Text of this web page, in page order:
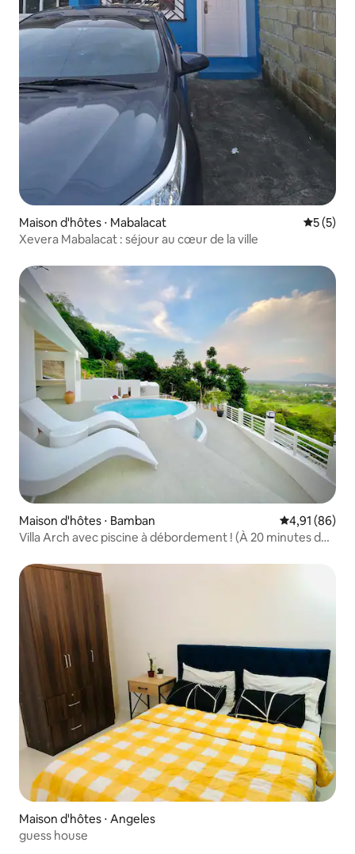
Maison d'hôtes ⋅ Mabalacat
5 (5)
Xevera Mabalacat : séjour au cœur de la ville
Maison d'hôtes ⋅ Bamban Évaluation
4,91 (86)
Villa Arch avec piscine à débordement ! (À 20 minutes de
Maison d'hôtes ⋅ Angeles
guess house